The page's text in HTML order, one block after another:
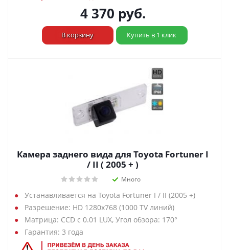
4 370 руб.
В корзину Купить в 1 клик
Камера заднего вида для Toyota Fortuner I
/ II ( 2005 + )
Много
Устанавливается на Toyota Fortuner I / II (2005 +)
Разрешение: HD 1280х768 (1000 TV линий)
Матрица: CCD с 0.01 LUX, Угол обзора: 170°
Гарантия: 3 года